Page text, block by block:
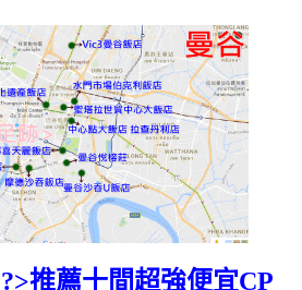
推薦十間超強便宜CP